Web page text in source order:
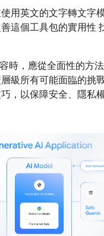
用英文的文字轉文字
這個工具包的實用性
時，應從全面性的方
級所有可能面臨的挑
，以保障安全、隱私